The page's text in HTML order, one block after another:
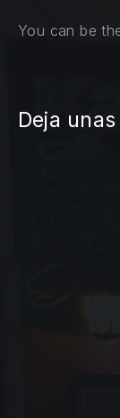
You can be
Deja